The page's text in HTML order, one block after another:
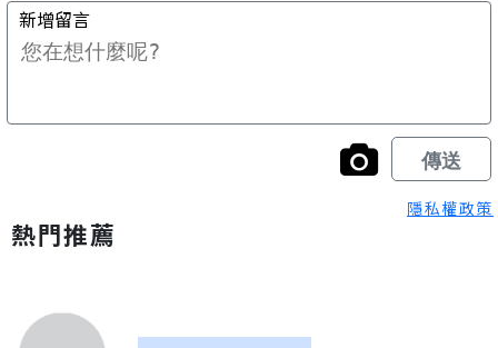
隱私權政策
熱門推薦